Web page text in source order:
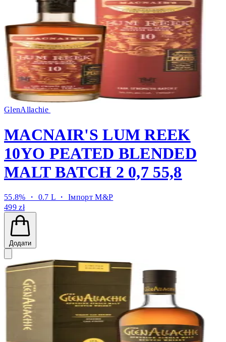
GlenAllachie
MACNAIR'S LUM REEK
10YO PEATED BLENDED
MALT BATCH 2 0,7 55,8
55.8% ・ 0.7 L ・Імпорт M&P
499 zł
Додати